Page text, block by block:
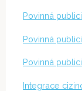
Povinná
Povinná
Povinná
Integrace